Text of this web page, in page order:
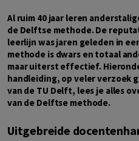
Al ruim 40 jaar leren
de Delftse methode. De
leerlijn was jaren geleden in
methode is dwars en totaal
maar uiterst effectief.
handleiding, op veler verzoek
van de TU Delft, lees je alles
van de Delftse methode.
Uitgebreide